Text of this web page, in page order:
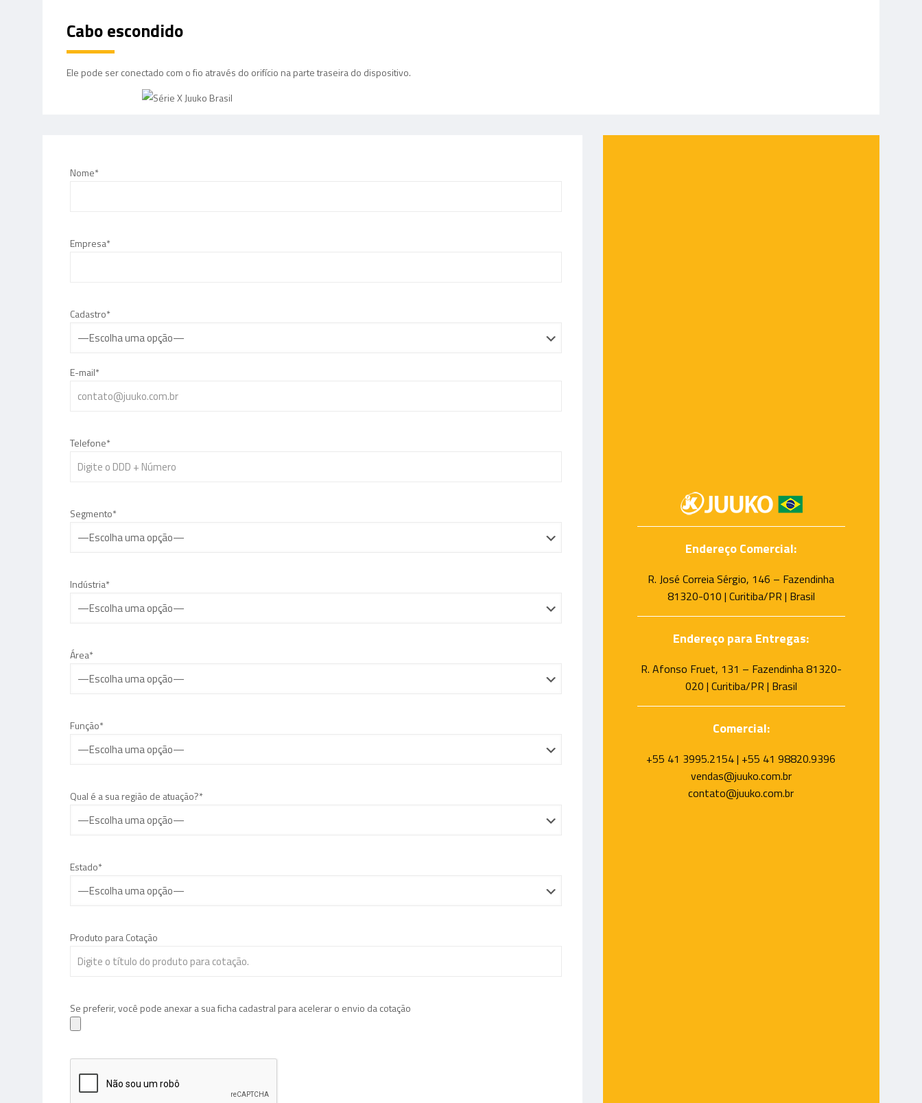
Cabo escondido
Ele pode ser conectado com o fio através do orifício na parte traseira do dispositivo.
Nome*
Empresa*
Cadastro*
E-mail*
Telefone*
Segmento*
Indústria*
Área*
Função*
Qual é a sua região de atuação?*
Estado*
Produto para Cotação
Se preferir, você pode anexar a sua ficha cadastral para acelerar o envio da cotação
Endereço Comercial:
R. José Correia Sérgio, 146 – Fazendinha
81320-010 | Curitiba/PR | Brasil
Endereço para Entregas:
R. Afonso Fruet, 131 – Fazendinha 81320-
020 | Curitiba/PR | Brasil
Comercial:
+55 41 3995.2154 | +55 41 98820.9396
vendas@juuko.com.br
contato@juuko.com.br